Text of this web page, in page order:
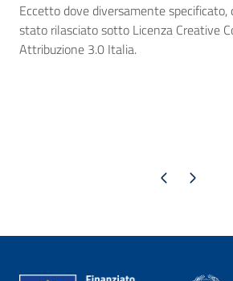
Eccetto dove diversamente
stato rilasciato sotto Licenza Creative
Attribuzione 3.0 Italia.
Pagina precedente
Pagina successiva